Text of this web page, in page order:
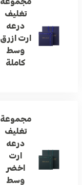
تغليف
درعه
ارت ازرق
وسط
كاملة
مجموعة
تغليف
درعه
ارت
اخضر
وسط